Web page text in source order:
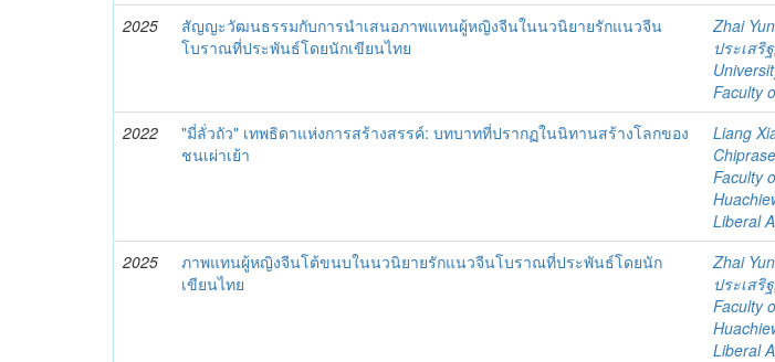
2025
สัญญะวัฒนธรรมกับการนำเสนอภาพแทนผู้หญิงจีนในนวนิยายรักแนวจีน
โบราณที่ประพันธ์โดยนักเขียนไทย
Zhai
ประเสริฐ
Faculty
2022
"มี่ลั่วถัว" เทพธิดาแห่งการสร้างสรรค์: บทบาทที่ปรากฏในนิทานสร้างโลกของ
ชนเผ่าเย้า
Liang
Faculty
Liberal
2025
ภาพแทนผู้หญิงจีนโต้ขนบในนวนิยายรักแนวจีนโบราณที่ประพันธ์โดยนัก
เขียนไทย
Zhai
ประเสริฐ
Faculty
Liberal